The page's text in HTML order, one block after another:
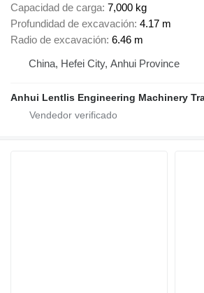
Capacidad de carga 7,000 kg
Profundidad de excavación 4.17 m
Radio de excavación 6.46 m
China, Hefei City, Anhui Province